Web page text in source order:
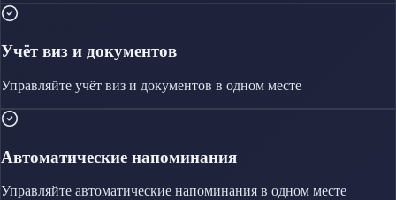
Учёт виз и документов
Управляйте учёт виз и документов в одном месте
Автоматические напоминания
Управляйте автоматические напоминания в одном месте